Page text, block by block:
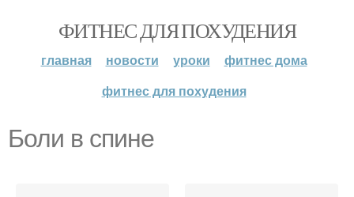
ФИТНЕС ДЛЯ ПОХУДЕНИЯ
главная новости уроки
фитнес дома
фитнес для похудения
Боли в спине